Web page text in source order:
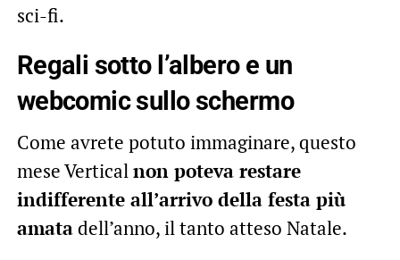
sci-fi.
Regali sotto l’albero e un
webcomic sullo schermo
Come avrete potuto immaginare, questo
mese Verticalnon poteva restare
indifferente all’arrivo della festa più
amatadell’anno, il tanto atteso Natale.